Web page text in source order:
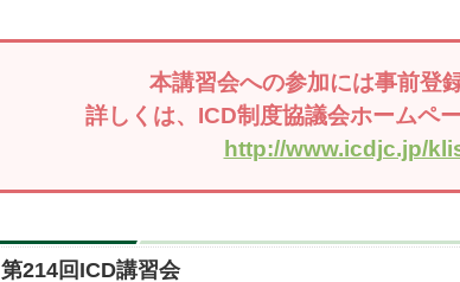
本講習会への参加には事前登
詳しくは、ICD制度協議会ホームペ
http://www.icdjc.jp/
第214回ICD講習会